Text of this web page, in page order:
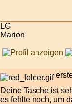
LG
Marion
Deine Tasche ist
es fehlte noch, um